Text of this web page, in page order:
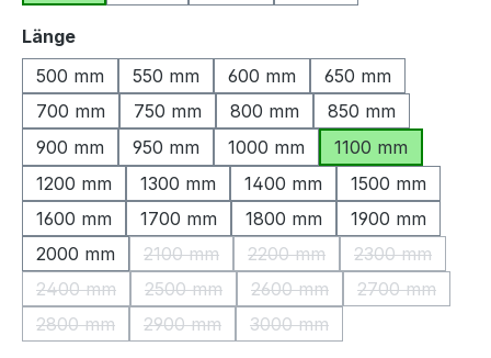
Längeauswählen
500 mm
550 mm 600 mm
650 mm
700 mm
750 mm 800 mm
850 mm
900 mm
950 mm 1000 mm
1100 mm
1200 mm
1300 mm 1400 mm
1500 mm
1600 mm
1700 mm 1800 mm
1900 mm
2000 mm
2100 mm
(Diese Option ist zurzeit nicht verfügbar.)
2200 mm
(Diese Option ist zurzeit
2300 mm
(Diese
2400 mm
(Diese Option ist zurzeit nicht verfügbar.)
2500 mm
(Diese Option ist zurzeit nicht verfügbar.)
2600 mm
(Diese Option ist zurzeit
2700 mm
(Diese
2800 mm
(Diese Option ist zurzeit nicht verfügbar.)
2900 mm
(Diese Option ist zurzeit nicht verfügbar.)
3000 mm
(Diese Option ist zurzeit